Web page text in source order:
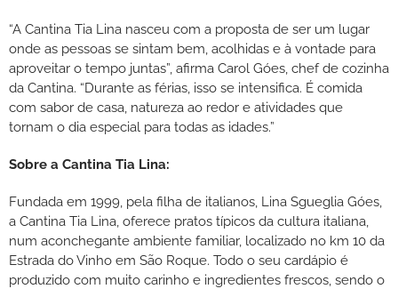
“A Cantina Tia Lina nasceu com a proposta de ser um lugar
onde as pessoas se sintam bem, acolhidas e à vontade para
aproveitar o tempo juntas”, afirma Carol Góes, chef de cozinha
da Cantina. “Durante as férias, isso se intensifica. É comida
com sabor de casa, natureza ao redor e atividades que
tornam o dia especial para todas as idades.”
Sobre a Cantina Tia Lina:
Fundada em 1999, pela filha de italianos, Lina Sgueglia Góes,
a Cantina Tia Lina, oferece pratos típicos da cultura italiana,
num aconchegante ambiente familiar, localizado no km 10 da
Estrada do Vinho em São Roque. Todo o seu cardápio é
produzido com muito carinho e ingredientes frescos, sendo o